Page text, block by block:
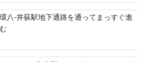
環八-井荻駅地下通路を通ってまっすぐ進
む